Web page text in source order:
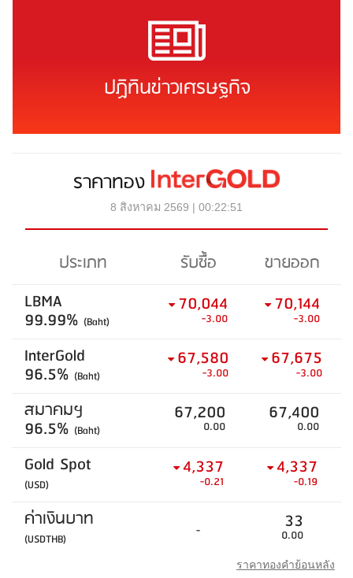
ปฏิทินข่าวเศรษฐกิจ
ราคาทอง
8 สิงหาคม 2569 | 00:22:51
ประเภท รับซื้อ
ขายออก
LBMA
99.99% (Baht)
70,044
-3.00
70,144
-3.00
InterGold
96.5% (Baht)
67,580
-3.00
67,675
-3.00
สมาคมฯ
96.5% (Baht)
67,200
0.00
67,400
0.00
Gold Spot
(USD)
4,337
-0.21
4,337
-0.19
ค่าเงินบาท
(USDTHB) - 33
0.00
ราคาทองคำย้อนหลัง